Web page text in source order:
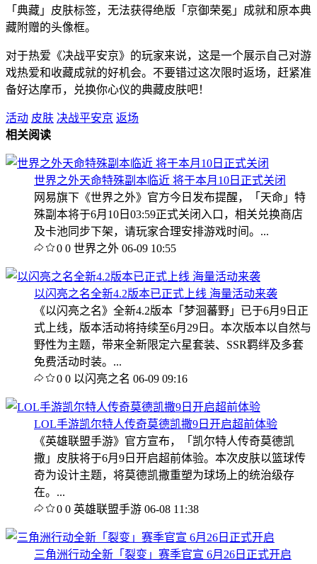
「典藏」皮肤标签，无法获得绝版「京御荣冕」成就和原本典
藏附赠的头像框。
对于热爱《决战平安京》的玩家来说，这是一个展示自己对游
戏热爱和收藏成就的好机会。不要错过这次限时返场，赶紧准
备好达摩币，兑换你心仪的典藏皮肤吧！
活动 皮肤 决战平安京 返场
相关阅读
世界之外天命特殊副本临近 将于本月10日正式关闭
网易旗下《世界之外》官方今日发布提醒，「天命」特
殊副本将于6月10日03:59正式关闭入口，相关兑换商店
及卡池同步下架，请玩家合理安排游戏时间。...
0 0 世界之外 06-09 10:55
以闪亮之名全新4.2版本已正式上线 海量活动来袭
《以闪亮之名》全新4.2版本「梦洄蕃野」已于6月9日正
式上线，版本活动将持续至6月29日。本次版本以自然与
野性为主题，带来全新限定六星套装、SSR羁绊及多套
免费活动时装。...
0 0 以闪亮之名 06-09 09:16
LOL手游凯尔特人传奇莫德凯撒9日开启超前体验
《英雄联盟手游》官方宣布，「凯尔特人传奇莫德凯
撒」皮肤将于6月9日开启超前体验。本次皮肤以篮球传
奇为设计主题，将莫德凯撒重塑为球场上的统治级存
在。...
0 0 英雄联盟手游 06-08 11:38
三角洲行动全新「裂变」赛季官宣 6月26日正式开启